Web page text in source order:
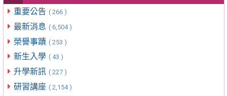
重要公告 ( 266 )
最新消息 ( 6,504 )
榮譽事蹟 ( 253 )
新生入學 ( 43 )
升學新訊 ( 227 )
研習講座 ( 2,154 )